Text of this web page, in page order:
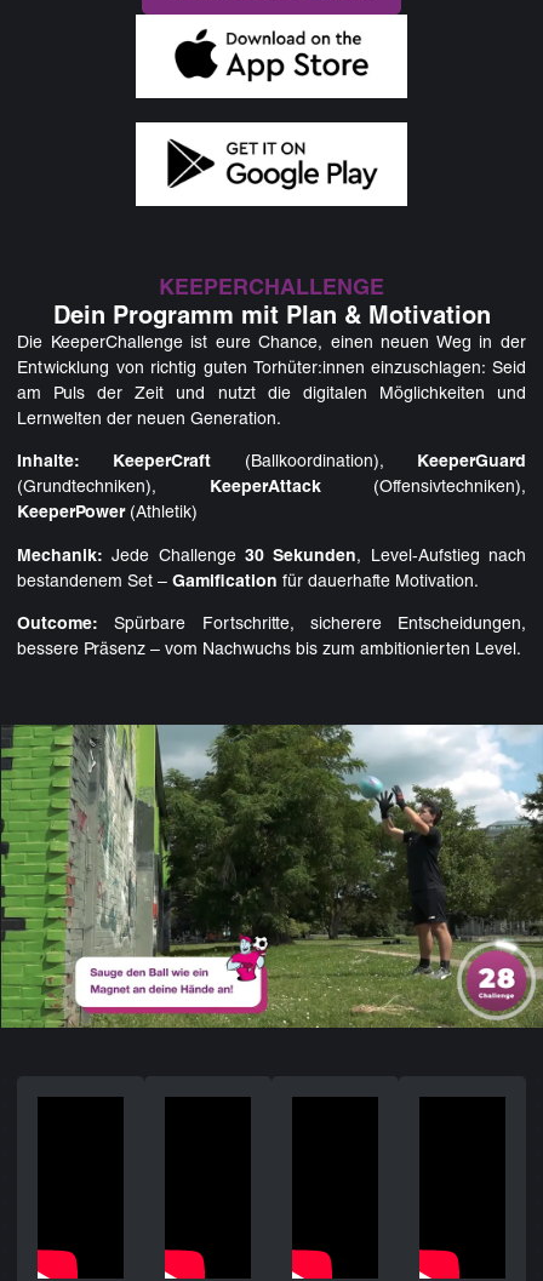
KEEPERCHALLENGE
Dein Programm mit Plan & Motivation
Die KeeperChallenge ist eure Chance, einen neuen Weg in der
Entwicklung von richtig guten Torhüter:innen einzuschlagen: Seid
am Puls der Zeit und nutzt die digitalen Möglichkeiten und
Lernwelten der neuen Generation.
Inhalte: KeeperCraft (Ballkoordination), KeeperGuard
(Grundtechniken),
KeeperAttack(Offensivtechniken),
KeeperPower(Athletik)
Mechanik: Jede Challenge 30 Sekunden, Level‑Aufstieg nach
bestandenem Set – Gamification für dauerhafte Motivation.
Outcome: Spürbare Fortschritte, sicherere Entscheidungen,
bessere Präsenz – vom Nachwuchs bis zum ambitionierten Level.